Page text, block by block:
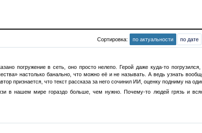
Сортировка: по актуальности по дате
погружение в сеть, оно просто нелепо. Герой даже куда-то
настолько банально, что можно её и не называть. А ведь узнать
признается, что текст рассказа за него сочинил ИИ, оценку подниму на
в нашем мире гораздо больше, чем нужно. Почему-то людей грязь и